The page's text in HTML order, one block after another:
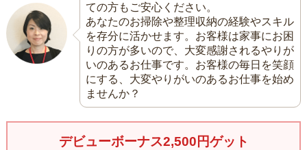
ての方もご安心ください。
あなたのお掃除や整理収納の経験やスキル
を存分に活かせます。お客様は家事にお困
りの方が多いので、大変感謝されるやりが
いのあるお仕事です。お客様の毎日を笑顔
にする、大変やりがいのあるお仕事を始め
ませんか？
デビューボーナス2,500円ゲット